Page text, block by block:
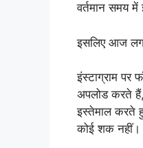
वर्तमान समय में
इसलिए आज
इंस्टाग्राम पर
अपलोड करते हैं,
इस्तेमाल करते
कोई शक नहीं।